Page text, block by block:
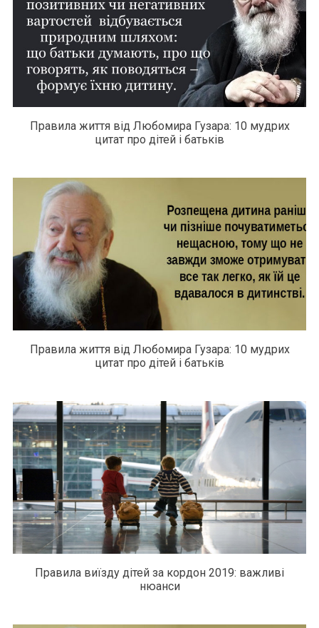
Правила життя від Любомира Гузара: 10 мудрих
цитат про дітей і батьків
Правила життя від Любомира Гузара: 10 мудрих
цитат про дітей і батьків
Правила виїзду дітей за кордон 2019: важливі
нюанси